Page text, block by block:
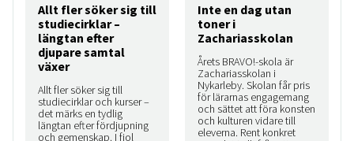
Allt fler söker sig till
studiecirklar –
längtan efter
djupare samtal
växer
Allt fler söker sig till
studiecirklar och kurser –
det märks en tydlig
längtan efter fördjupning
och gemenskap. I fjol
Inte en dag utan
toner i
Zachariasskolan
Årets BRAVO!-skola är
Zachariasskolan i
Nykarleby. Skolan får pris
för lärarnas engagemang
och sättet att föra konsten
och kulturen vidare till
eleverna. Rent konkret